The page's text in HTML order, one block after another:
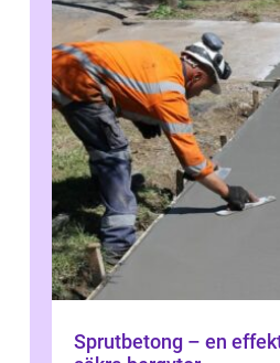
Sprutbetong – en